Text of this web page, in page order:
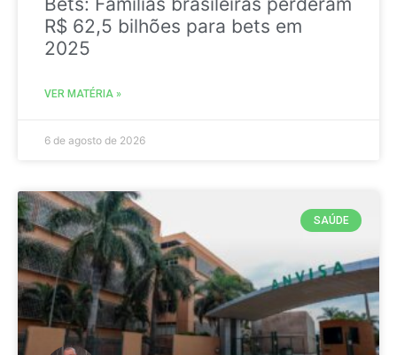
R$ 62,5 bilhões para bets em
2025
VER MATÉRIA »
6 de agosto de 2026
SAÚDE